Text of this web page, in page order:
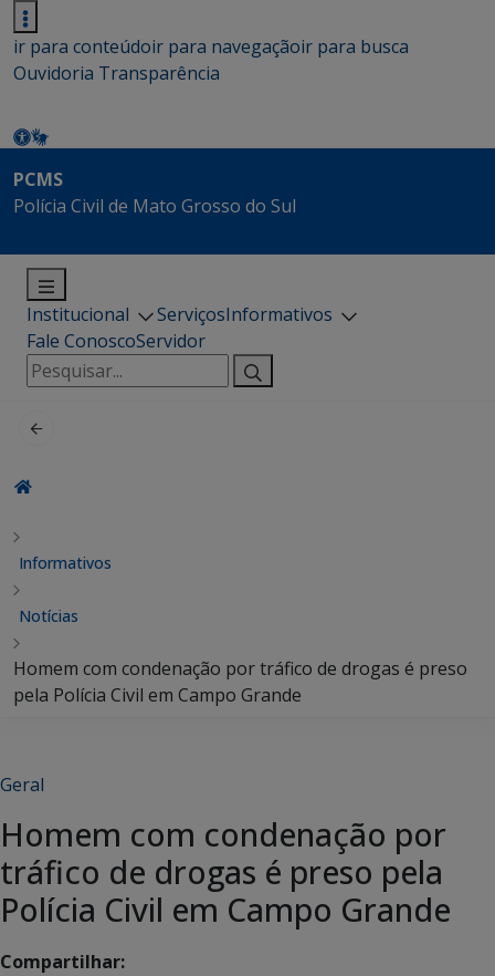
ir para conteúdoir para navegaçãoir para busca
Ouvidoria Transparência
PCMS
Polícia Civil de Mato Grosso do Sul
Institucional ServiçosInformativos
Fale ConoscoServidor
Pesquisar
por:
Informativos
Notícias
Homem com condenação por tráfico de drogas é preso
pela Polícia Civil em Campo Grande
Geral
Homem com condenação por
tráfico de drogas é preso pela
Polícia Civil em Campo Grande
Compartilhar: